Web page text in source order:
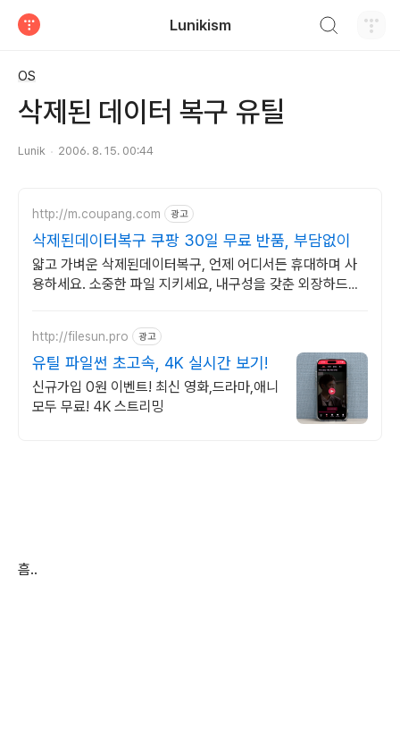
Lunikism
OS
삭제된 데이터 복구 유틸
Lunik 2006. 8. 15. 00:44
http://m.coupang.com 광고
삭제된데이터복구 쿠팡 30일 무료 반품, 부담없이
얇고 가벼운 삭제된데이터복구, 언제 어디서든 휴대하며 사
용하세요. 소중한 파일 지키세요, 내구성을 갖춘 외장하드로
http://filesun.pro 광고
유틸 파일썬 초고속, 4K 실시간 보기!
신규가입 0원 이벤트! 최신 영화,드라마,애니
모두 무료! 4K 스트리밍
흠..